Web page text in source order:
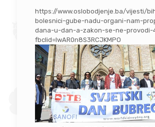
https://www.oslobodjenje.ba/vijesti/
bolesnici-gube-nadu-organi-nam-
dana-u-dan-a-zakon-se-ne-provodi-
fbclid=IwAR0n8S3RCJKMPO